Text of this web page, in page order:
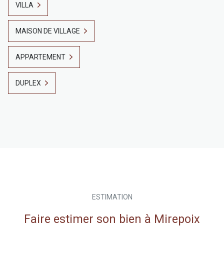
VILLA
MAISON DE VILLAGE
APPARTEMENT
DUPLEX
ESTIMATION
Faire estimer son bien à Mirepoix